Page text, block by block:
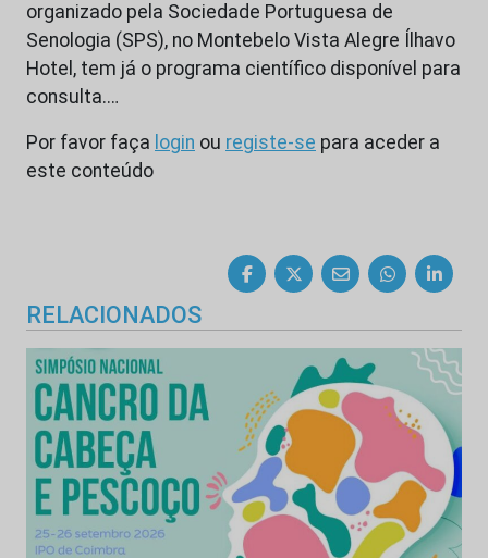
organizado pela Sociedade Portuguesa de
Senologia (SPS), no Montebelo Vista Alegre Ílhavo
Hotel, tem já o programa científico disponível para
consulta.…
Por favor faça login ou registe-se para aceder a
este conteúdo
RELACIONADOS